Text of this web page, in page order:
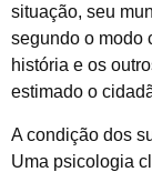
situação, seu
segundo o modo
história e os
estimado o
A condição dos
Uma psicologia